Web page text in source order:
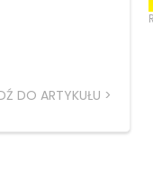
DO ARTYKUŁU